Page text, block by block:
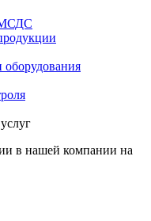
МСДС
в нашей компании на